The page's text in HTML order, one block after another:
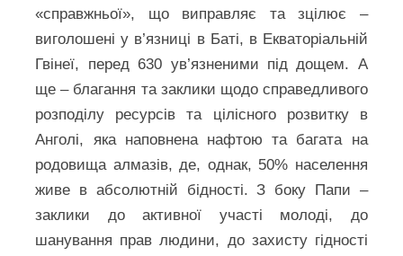
«справжньої», що виправляє та зцілює –
виголошені у в’язниці в Баті, в Екваторіальній
Гвінеї, перед 630 ув’язненими під дощем. А
ще – благання та заклики щодо справедливого
розподілу ресурсів та цілісного розвитку в
Анголі, яка наповнена нафтою та багата на
родовища алмазів, де, однак, 50% населення
живе в абсолютній бідності. З боку Папи –
заклики до активної участі молоді, до
шанування прав людини, до захисту гідності